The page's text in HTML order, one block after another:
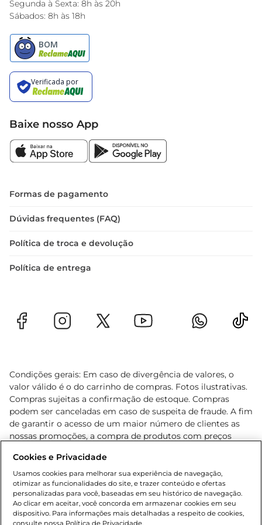
Segunda à Sexta: 8h às 20h
Sábados: 8h às 18h
Baixe nosso App
Formas de pagamento
Dúvidas frequentes (FAQ)
Política de troca e devolução
Política de entrega
Condições gerais: Em caso de divergência de valores, o
valor válido é o do carrinho de compras. Fotos ilustrativas.
Compras sujeitas a confirmação de estoque. Compras
podem ser canceladas em caso de suspeita de fraude. A fim
de garantir o acesso de um maior número de clientes as
nossas promoções, a compra de produtos com preços
cliente. Os preços, ofertas e condições são exclusivos para
o e-commerce e válidos durante o dia de hoje, podendo
sofrer alterações sem prévia notificação. Proibida a venda
de bebidas alcoólicas para menores de 18 anos, conforme
Lei n.º 8069/90, art. 81, inciso II (Estatuto da Criança e do
Adolescente). Preços e condições exclusivos para o
Cookies e Privacidade
Usamos cookies para melhorar sua experiência de navegação,
otimizar as funcionalidades do site, e trazer conteúdo e ofertas
personalizadas para você, baseadas em seu histórico de navegação.
Ao clicar em aceitar, você concorda em armazenar cookies em seu
dispositivo. Para informações mais detalhadas a respeito de cookies,
consulte nossa Política de Privacidade.